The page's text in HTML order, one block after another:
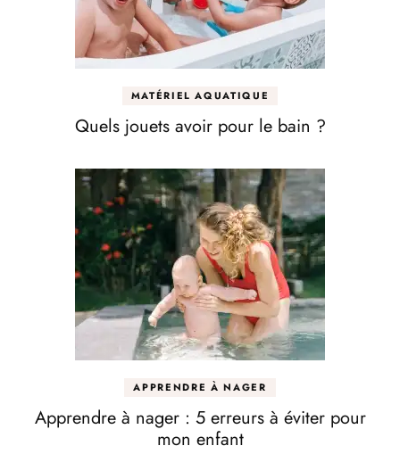
MATÉRIEL AQUATIQUE
Quels jouets avoir pour le bain ?
APPRENDRE À NAGER
Apprendre à nager : 5 erreurs à éviter pour
mon enfant